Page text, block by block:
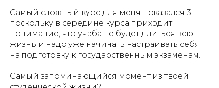
Самый сложный курс для меня показался 3,
поскольку в середине курса приходит
понимание, что учеба не будет длиться всю
жизнь и надо уже начинать настраивать себя
на подготовку к государственным экзаменам.
Самый запоминающийся момент из твоей